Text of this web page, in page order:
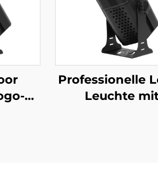
Professionelle
Leuchte